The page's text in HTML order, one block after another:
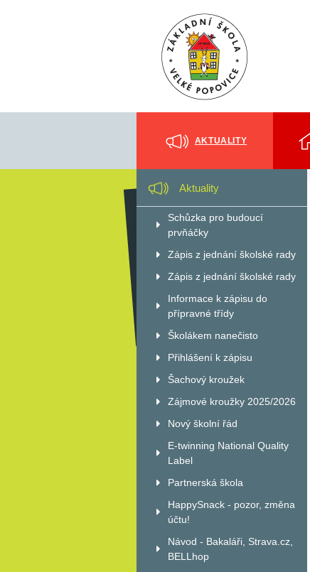
AKTUALITY
Aktuality
Schůzka pro budoucí
prvňáčky
Zápis z jednání školské rady
Zápis z jednání školské rady
Informace k zápisu do
přípravné třídy
Školákem nanečisto
Přihlášení k zápisu
Šachový kroužek
Zájmové kroužky 2025/2026
Nový školní řád
E-twinning National Quality
Label
Partnerská škola
HappySnack - pozor, změna
účtu!
Návod - Bakaláři, Strava.cz,
BELLhop